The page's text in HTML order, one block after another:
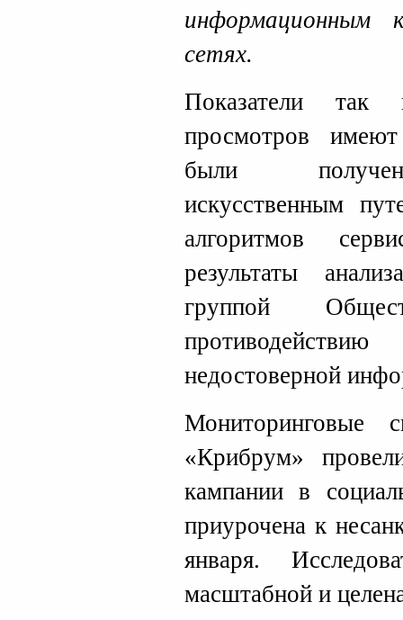
информационным
сетях.
Показатели так
просмотров
были
искусственным
алгоритмов
результаты
группой
недостоверной
Мониторинговые
«Крибрум»
кампании в
приурочена к
января.
масштабной и